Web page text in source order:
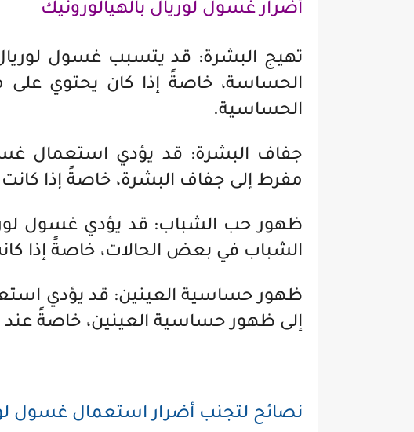
أضرار غسول لوريال بالهيالورونيك
تهيج البشرة: قد يتسبب غسول لوريال
الحساسة، خاصةً إذا كان يحتوي على
الحساسية.
جفاف البشرة: قد يؤدي استعمال
مفرط إلى جفاف البشرة، خاصةً إذا
ظهور حب الشباب: قد يؤدي غسول
الشباب في بعض الحالات، خاصةً إذا
ظهور حساسية العينين: قد يؤدي
إلى ظهور حساسية العينين، خاصةً
نصائح لتجنب أضرار استعمال غسول